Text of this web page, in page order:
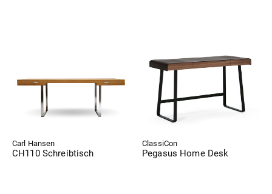
Carl Hansen
CH110 Schreibtisch
ClassiCon
Pegasus Home Desk